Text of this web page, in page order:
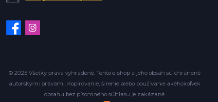
© 2025 Všetky práva vyhradené. Tento e-shop a jeho obsah sú chránené
autorskými právami. Kopírovanie, šírenie alebo používanie akéhokoľvek
obsahu bez písomného súhlasu je zakázané.